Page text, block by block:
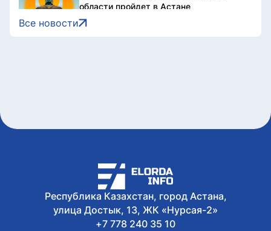
области пройдет в Астане
Сегодня, 17:35
Легендарные игры и рыцари из
Сегодня, 17:05
Казахстанские гольфисты завоевали
17 медалей на международном
турнире в Алматы
Все новости
Республика Казахстан, город Астана,
улица Достык, 13, ЖК «Нурсая-2»
+7 778 240 35 10